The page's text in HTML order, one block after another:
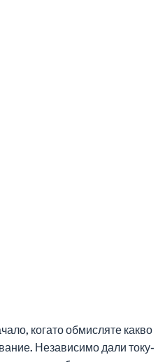
когато обмисляте какво
Независимо дали току-